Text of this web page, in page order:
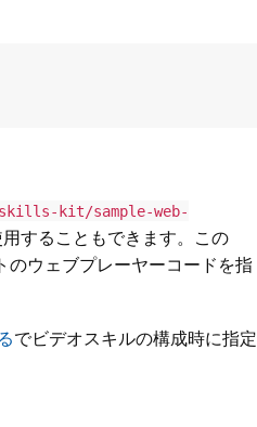
skills-kit/sample-web-
することもできます。この
のウェブプレーヤーコードを指
でビデオスキルの構成時に指定